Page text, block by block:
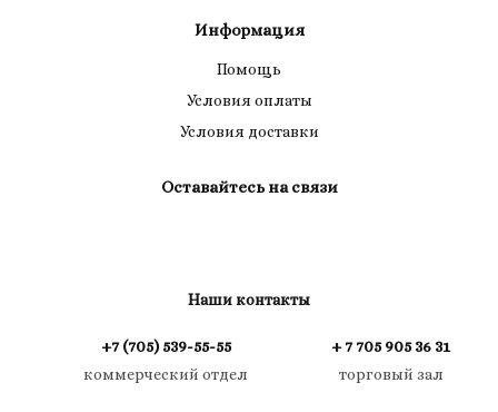
Информация
Помощь
Условия оплаты
Условия доставки
Оставайтесь на связи
Наши контакты
+7 (705) 539-55-55
коммерческий отдел
+ 7 705 905 36 31
торговый зал